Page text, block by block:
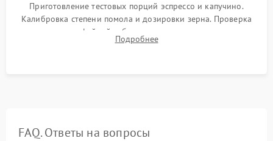
Приготовление тестовых порций эспрессо и капучино.
Калибровка степени помола и дозировки зерна. Проверка
плотности кофейной таблетки, температуры напитка и
качества молочной пены. Контроль отсутствия посторонних
Подробнее
FAQ. Ответы на вопросы